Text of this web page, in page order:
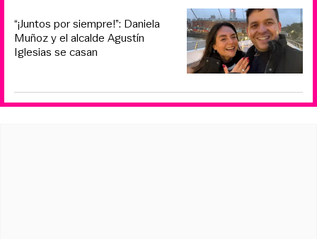
“¡Juntos por siempre!”: Daniela
Muñoz y el alcalde Agustín
Iglesias se casan